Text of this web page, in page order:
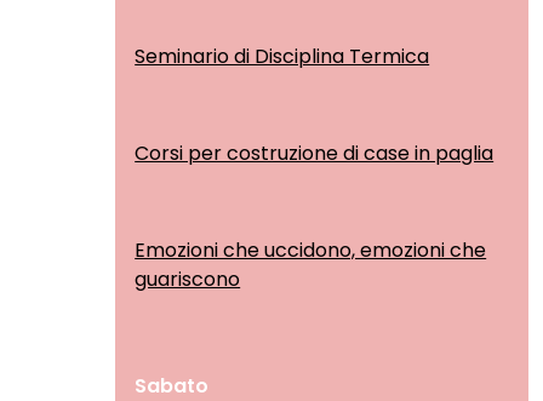
Seminario di Disciplina Termica
Corsi per costruzione di case in paglia
Emozioni che uccidono, emozioni che
guariscono
Sabato